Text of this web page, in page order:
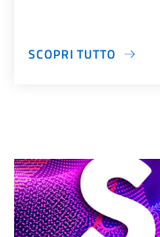
SCOPRI TUTTO